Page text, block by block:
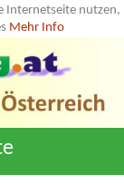
Internetseite nutzen,
Mehr Info